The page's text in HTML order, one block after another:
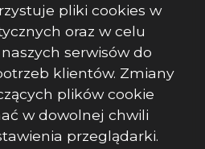
pliki cookies w
oraz w celu
serwisów do
klientów. Zmiany
plików cookie
w dowolnej chwili
przeglądarki.